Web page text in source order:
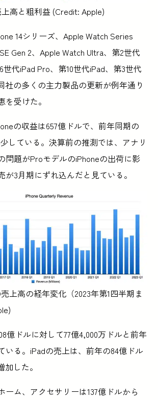
高と粗利益 (Credit: Apple)
14シリーズ、Apple Watch Series
Gen 2、Apple Watch Ultra、第2世代
代iPad Pro、第10世代iPad、第3世代
社の多くの主力製品の更新が例年通り
受けた。
の収益は657億ドルで、前年同期の
している。決算前の推測では、アナリ
問題がProモデルのiPhoneの出荷に影
が3月期にずれ込んだと見ている。
上高の経年変化（2023年第1四半期ま
億ドルに対して77億4,000万ドルと前年
いる。iPadの売上は、前年の84億ドル
した。
ーム、アクセサリーは137億ドルから